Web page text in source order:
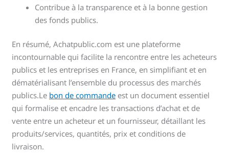
Contribue à la transparence et à la bonne gestion
des fonds publics.
En résumé, Achatpublic.com est une plateforme
incontournable qui facilite la rencontre entre les acheteurs
publics et les entreprises en France, en simplifiant et en
dématérialisant l’ensemble du processus des marchés
publics.Le bon de commande est un document essentiel
qui formalise et encadre les transactions d’achat et de
vente entre un acheteur et un fournisseur, détaillant les
produits/services, quantités, prix et conditions de
livraison.